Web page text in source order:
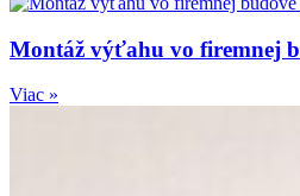
Montáž výťahu vo firemnej
Viac »